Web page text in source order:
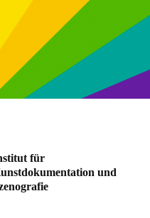
für
und